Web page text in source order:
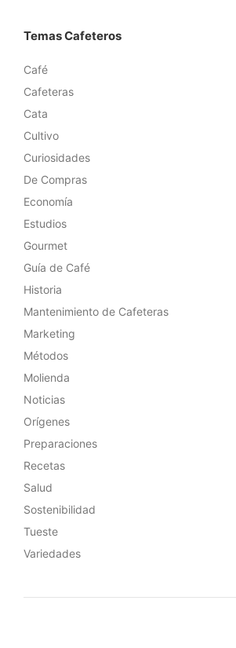
Temas Cafeteros
Café
Cafeteras
Cata
Cultivo
Curiosidades
De Compras
Economía
Estudios
Gourmet
Guía de Café
Historia
Mantenimiento de Cafeteras
Marketing
Métodos
Molienda
Noticias
Orígenes
Preparaciones
Recetas
Salud
Sostenibilidad
Tueste
Variedades